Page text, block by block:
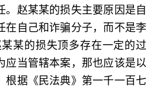
赵某某的损失主要原因是自
在自己和诈骗分子，而不是李
某的损失顶多存在一定的过
当管辖本案，那也应该是以
据《民法典》第一千一百七